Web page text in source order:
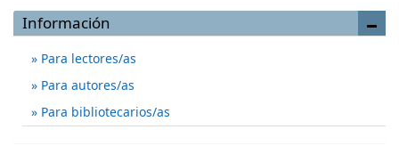
Información
Para lectores/as
Para autores/as
Para bibliotecarios/as